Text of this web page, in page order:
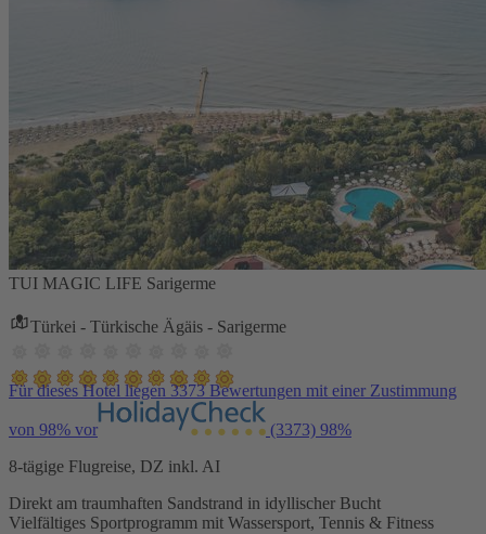
TUI MAGIC LIFE Sarigerme
Türkei - Türkische Ägäis - Sarigerme
Für dieses Hotel liegen 3373 Bewertungen mit einer Zustimmung
von 98% vor (3373) 98%
8-tägige Flugreise, DZ inkl. AI
Direkt am traumhaften Sandstrand in idyllischer Bucht
Vielfältiges Sportprogramm mit Wassersport, Tennis & Fitness